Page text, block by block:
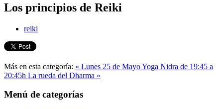
Los principios de Reiki
reiki
Más en esta categoría: « Lunes 25 de Mayo Yoga Nidra de 19:45 a
20:45h La rueda del Dharma »
Menú de categorías